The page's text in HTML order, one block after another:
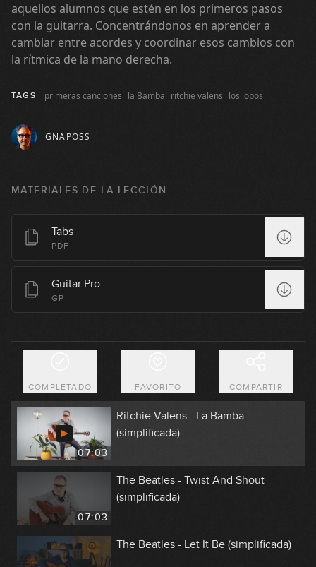
aquellos alumnos que estén en los primeros pasos
con la guitarra. Concentrándonos en aprender a
cambiar entre acordes y coordinar esos cambios con
la rítmica de la mano derecha.
TAGS primeras canciones la Bamba ritchie valens los lobos
GNAPOSS
MATERIALES DE LA LECCIÓN
Tabs
PDF
Guitar Pro
GP
COMPLETADO FAVORITO COMPARTIR
10:52
Oasis - Wonderwall (simplificada)
09:55
Billy Ray Cirus - Achy Breaky Heart
06:27
10:23
Prince - Purple Rain (simplificada)
11:16
Radiohead - Creep (simplificada)
07:03
Ritchie Valens - La Bamba
(simplificada)
07:03
The Beatles - Twist And Shout
(simplificada)
The Beatles - Let It Be (simplificada)